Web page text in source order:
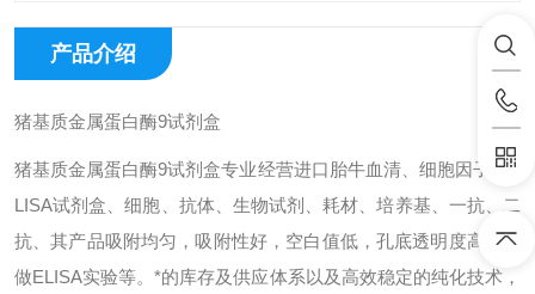
产品介绍
猪基质金属蛋白酶9试剂盒
猪基质金属蛋白酶9试剂盒专业经营进口胎牛血清、细胞因子、E
LISA试剂盒、细胞、抗体、生物试剂、耗材、培养基、一抗、二
抗、其产品吸附均匀，吸附性好，空白值低，孔底透明度高，代
做ELISA实验等。*的库存及供应体系以及高效稳定的纯化技术，